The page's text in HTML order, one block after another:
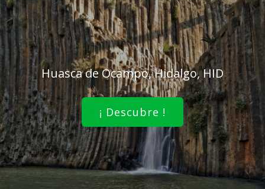
Huasca de Ocampo, Hidalgo, HID
¡ Descubre !